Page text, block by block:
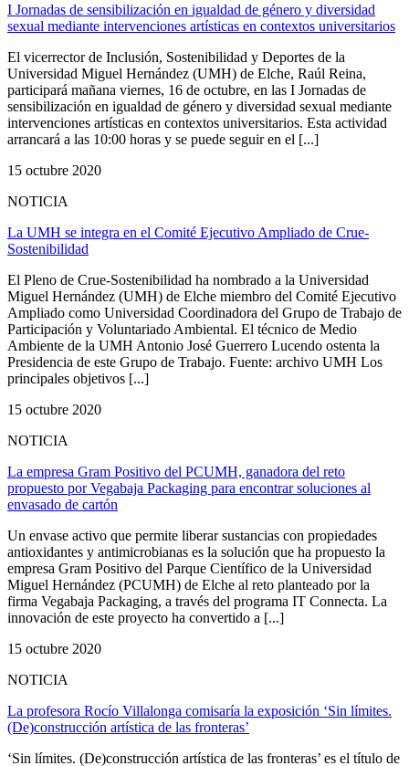
I Jornadas de sensibilización en igualdad de género y diversidad
sexual mediante intervenciones artísticas en contextos universitarios
El vicerrector de Inclusión, Sostenibilidad y Deportes de la
Universidad Miguel Hernández (UMH) de Elche, Raúl Reina,
participará mañana viernes, 16 de octubre, en las I Jornadas de
sensibilización en igualdad de género y diversidad sexual mediante
intervenciones artísticas en contextos universitarios. Esta actividad
arrancará a las 10:00 horas y se puede seguir en el [...]
15 octubre 2020
NOTICIA
La UMH se integra en el Comité Ejecutivo Ampliado de Crue-
Sostenibilidad
El Pleno de Crue-Sostenibilidad ha nombrado a la Universidad
Miguel Hernández (UMH) de Elche miembro del Comité Ejecutivo
Ampliado como Universidad Coordinadora del Grupo de Trabajo de
Participación y Voluntariado Ambiental. El técnico de Medio
Ambiente de la UMH Antonio José Guerrero Lucendo ostenta la
Presidencia de este Grupo de Trabajo. Fuente: archivo UMH Los
principales objetivos [...]
15 octubre 2020
NOTICIA
La empresa Gram Positivo del PCUMH, ganadora del reto
propuesto por Vegabaja Packaging para encontrar soluciones al
envasado de cartón
Un envase activo que permite liberar sustancias con propiedades
antioxidantes y antimicrobianas es la solución que ha propuesto la
empresa Gram Positivo del Parque Científico de la Universidad
Miguel Hernández (PCUMH) de Elche al reto planteado por la
firma Vegabaja Packaging, a través del programa IT Connecta. La
innovación de este proyecto ha convertido a [...]
15 octubre 2020
NOTICIA
La profesora Rocío Villalonga comisaría la exposición ‘Sin límites.
(De)construcción artística de las fronteras’
‘Sin límites. (De)construcción artística de las fronteras’ es el título de